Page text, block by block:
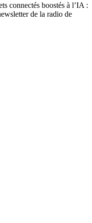
connectés boostés à l’IA :
de la radio de